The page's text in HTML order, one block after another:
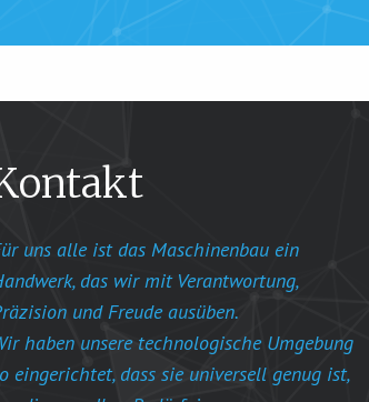
uns alle ist das Maschinenbau ein
das wir mit Verantwortung,
und Freude ausüben.
haben unsere technologische Umgebung
eingerichtet, dass sie universell genug ist,